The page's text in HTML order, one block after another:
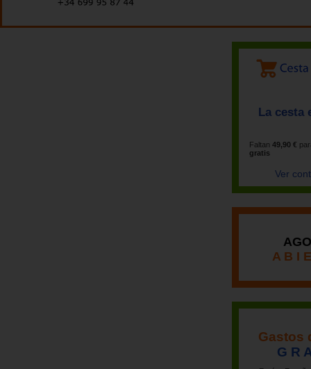
La cesta
Faltan 49,90 €
gratis
Ver
A B I
Gastos
G R